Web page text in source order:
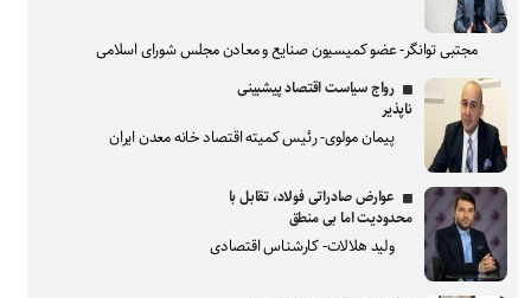
مجتبی توانگر- عضو کمیسیون صنایع و معادن مجلس شورای اسلامی
رواج سیاست اقتصاد پیشبینی
ناپذیر
پیمان مولوی- رئیس کمیته اقتصاد خانه معدن ایران
عوارض صادراتی فولاد، تقابل با
محدودیت اما بی منطق
ولید هلالات- کارشناس اقتصادی